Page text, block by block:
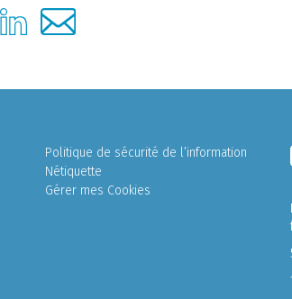
Politique de sécurité de l’information
Nétiquette
Gérer mes Cookies